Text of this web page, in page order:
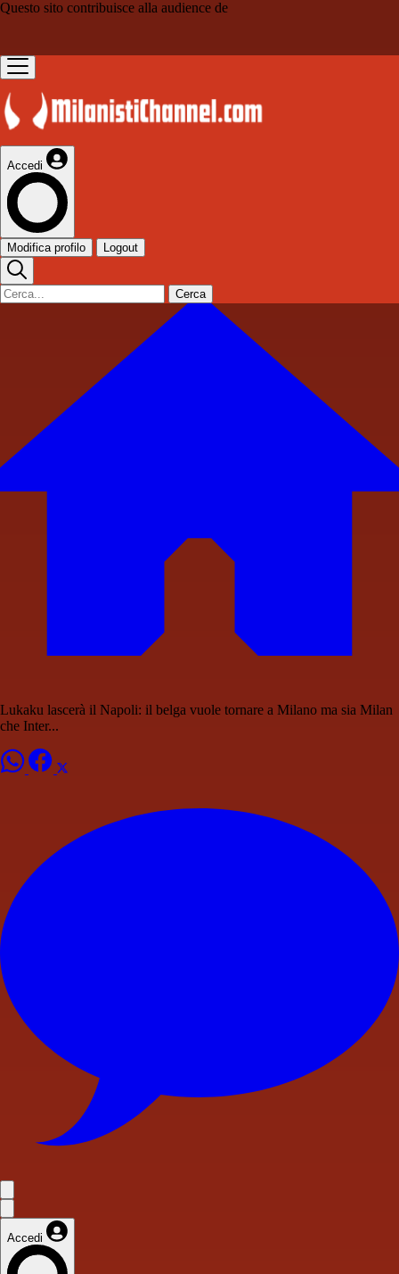
Questo sito contribuisce alla audience de
Accedi
Modifica profilo Logout
Cerca
Lukaku lascerà il Napoli: il belga vuole tornare a Milano ma sia Milan
che Inter...
Accedi